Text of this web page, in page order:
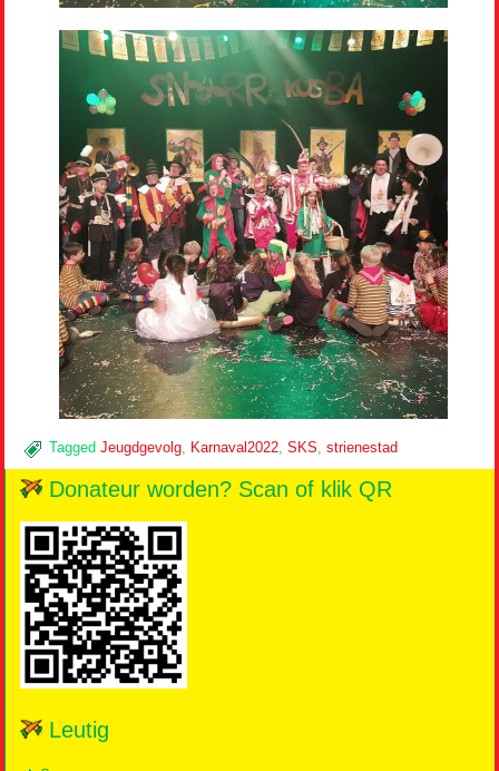
Tagged Jeugdgevolg, Karnaval2022,SKS,strienestad
Donateur worden? Scan of klik QR
Leutig